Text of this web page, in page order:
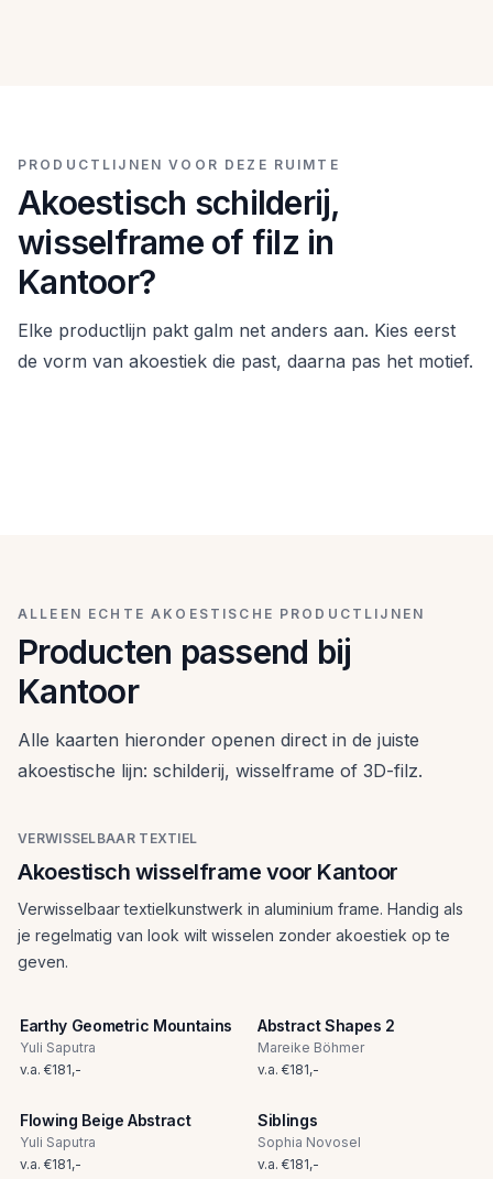
PRODUCTLIJNEN VOOR DEZE RUIMTE
Akoestisch schilderij,
wisselframe of filz in
Kantoor?
Elke productlijn pakt galm net anders aan. Kies eerst
de vorm van akoestiek die past, daarna pas het motief.
ALLEEN ECHTE AKOESTISCHE PRODUCTLIJNEN
Producten passend bij
Kantoor
Alle kaarten hieronder openen direct in de juiste
akoestische lijn: schilderij, wisselframe of 3D-filz.
VERWISSELBAAR TEXTIEL
Akoestisch wisselframe voor Kantoor
Verwisselbaar textielkunstwerk in aluminium frame. Handig als
je regelmatig van look wilt wisselen zonder akoestiek op te
geven.
Earthy Geometric Mountains
Yuli Saputra
v.a. €181,-
Abstract Shapes 2
Mareike Böhmer
v.a. €181,-
Flowing Beige Abstract
Yuli Saputra
v.a. €181,-
Siblings
Sophia Novosel
v.a. €181,-